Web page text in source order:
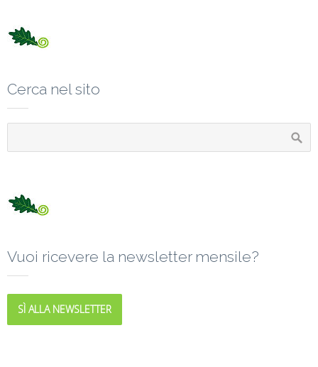
Cerca nel sito
Vuoi ricevere la newsletter mensile?
SÌ ALLA NEWSLETTER